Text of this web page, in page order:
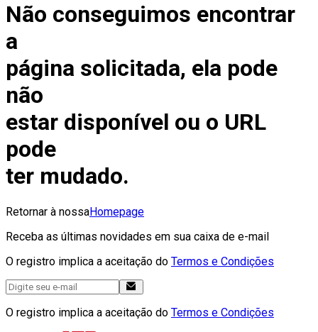
Não conseguimos encontrar
a
página solicitada, ela pode
não
estar disponível ou o URL
pode
ter mudado.
Retornar à nossaHomepage
Receba as últimas novidades em sua caixa de e-mail
O registro implica a aceitação do Termos e Condições
O registro implica a aceitação do Termos e Condições